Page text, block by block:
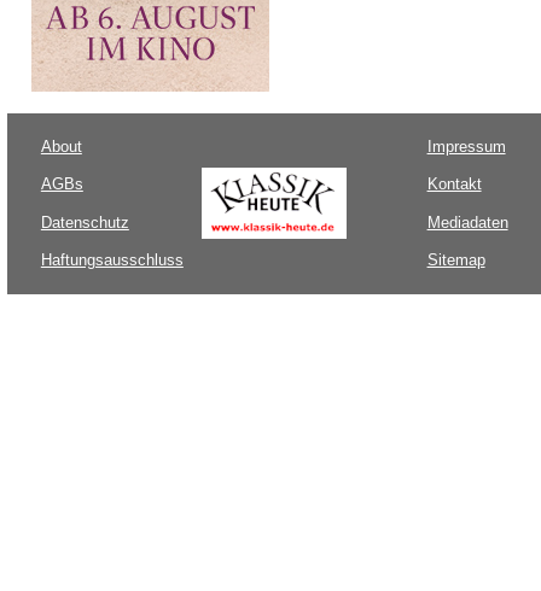
About
AGBs
Datenschutz
Haftungsausschluss
Impressum
Kontakt
Mediadaten
Sitemap